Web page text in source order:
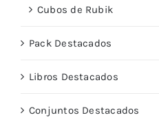
Cubos de Rubik
Pack Destacados
Libros Destacados
Conjuntos Destacados